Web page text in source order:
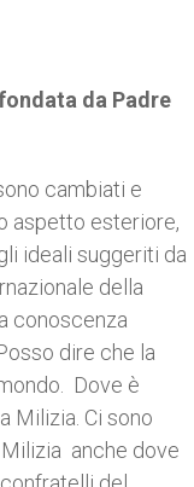
da Padre
cambiati e
aspetto esteriore,
ideali suggeriti da
della
conoscenza
dire che la
Dove è
Milizia. Ci sono
anche dove